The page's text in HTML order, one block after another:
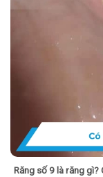
Răng số 9 là răng gì?